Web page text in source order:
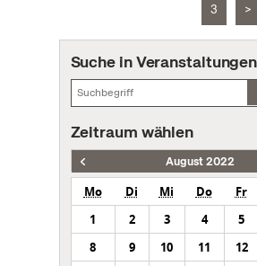
3 >
Suche in Veranstaltungen
Zeitraum wählen
August 2022
Mo Di Mi Do Fr
1
2 3 4 5
8
9 10 11 12